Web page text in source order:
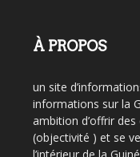
À PROPOS
un site
informations sur la
ambition d’offrir
(objectivité ) et se